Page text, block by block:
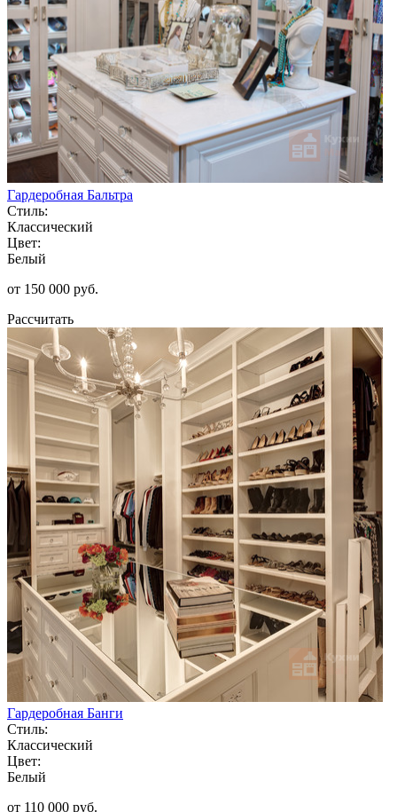
Гардеробная Бальтра
Стиль:
Классический
Цвет:
Белый
от 150 000 руб.
Рассчитать
Гардеробная Банги
Стиль:
Классический
Цвет:
Белый
от 110 000 руб.